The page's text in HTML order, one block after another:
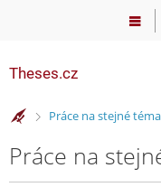
Theses.cz
>Práce na stejné téma
Práce na